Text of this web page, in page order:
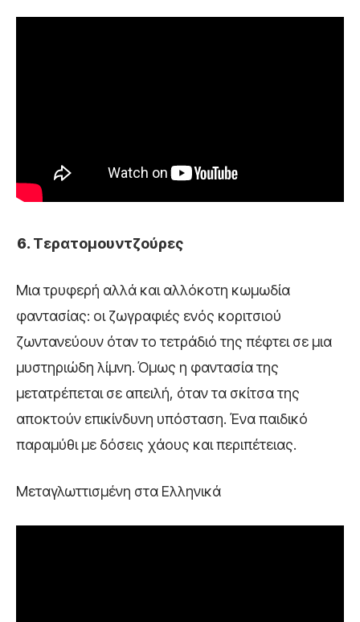
Τερατομουντζούρες
Μια τρυφερή αλλά και αλλόκοτη κωμωδία
φαντασίας: οι ζωγραφιές ενός κοριτσιού
ζωντανεύουν όταν το τετράδιό της πέφτει σε μια
μυστηριώδη λίμνη. Όμως η φαντασία της
μετατρέπεται σε απειλή, όταν τα σκίτσα της
αποκτούν επικίνδυνη υπόσταση. Ένα παιδικό
παραμύθι με δόσεις χάους και περιπέτειας.
Μεταγλωττισμένη στα Ελληνικά